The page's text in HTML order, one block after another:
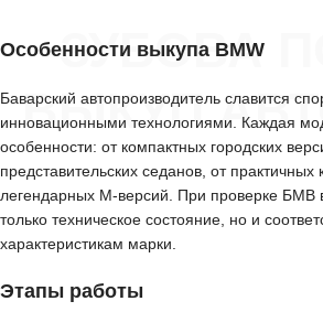
ЗУБОВА
ВЫКУП
Особенности выкупа BMW
Баварский автопроизводитель славится
инновационными технологиями. Каждая
особенности: от компактных городских
представительских седанов, от практичных
легендарных M-версий. При проверке БМВ
только техническое состояние, но и
характеристикам марки.
Этапы работы